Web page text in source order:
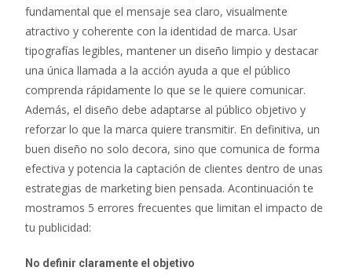
fundamental que el mensaje sea claro, visualmente
atractivo y coherente con la identidad de marca. Usar
tipografías legibles, mantener un diseño limpio y destacar
una única llamada a la acción ayuda a que el público
comprenda rápidamente lo que se le quiere comunicar.
Además, el diseño debe adaptarse al público objetivo y
reforzar lo que la marca quiere transmitir. En definitiva, un
buen diseño no solo decora, sino que comunica de forma
efectiva y potencia la captación de clientes dentro de unas
estrategias de marketing bien pensada. Acontinuación te
mostramos 5 errores frecuentes que limitan el impacto de
tu publicidad:
No definir claramente el objetivo